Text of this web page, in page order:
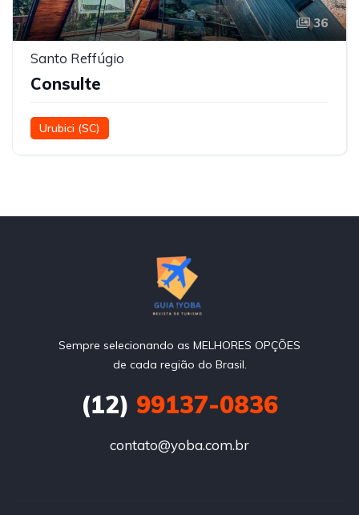
36
Santo Reffúgio
Consulte
Urubici (SC)
Sempre selecionando as MELHORES OPÇÕES
de cada região do Brasil.
(12) 99137-0836
contato@yoba.com.br